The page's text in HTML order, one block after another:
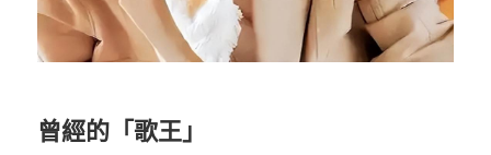
曾經的「歌王」